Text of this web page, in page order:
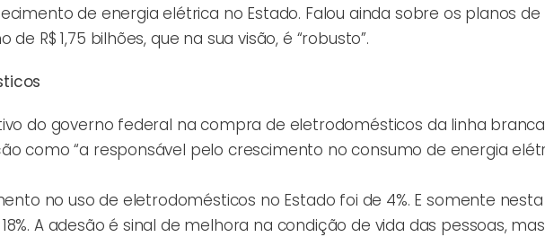
de energia elétrica no Estado. Falou ainda sobre os planos de
R$ 1,75 bilhões, que na sua visão, é “robusto”.
do governo federal na compra de eletrodomésticos da linha
como “a responsável pelo crescimento no consumo de energia
no uso de eletrodomésticos no Estado foi de 4%. E somente nesta
A adesão é sinal de melhora na condição de vida das pessoas, mas